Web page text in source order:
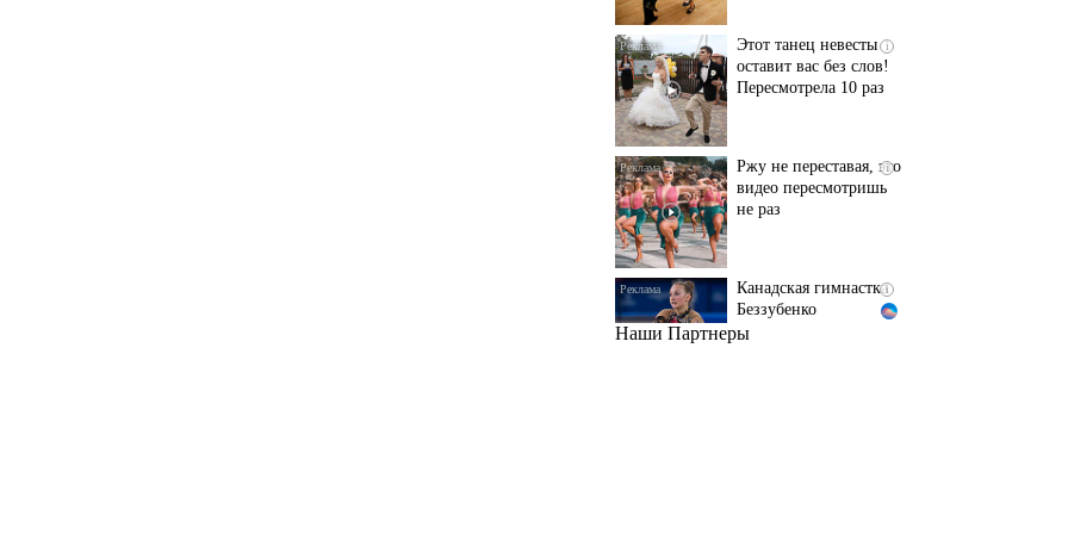
Ржу не переставая, это
Канадская гимнастка
разочаровала Москва
Ролик длится пару
Наши Партнеры